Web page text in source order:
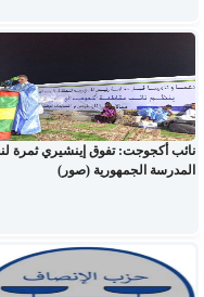
نائب أكجوجت: تفوق إينشيري ثمرة
المدرسة الجمهورية (صور)